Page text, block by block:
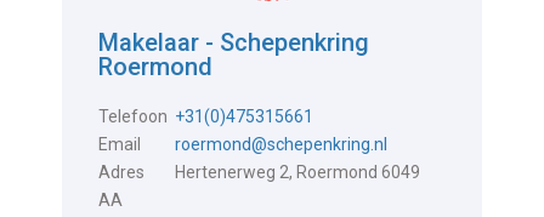
Makelaar - Schepenkring
Roermond
Telefoon +31(0)475315661
Email
roermond@schepenkring.nl
Adres
Hertenerweg 2, Roermond 6049
AA